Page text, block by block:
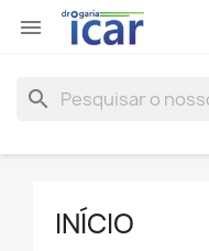

search
INÍCIO